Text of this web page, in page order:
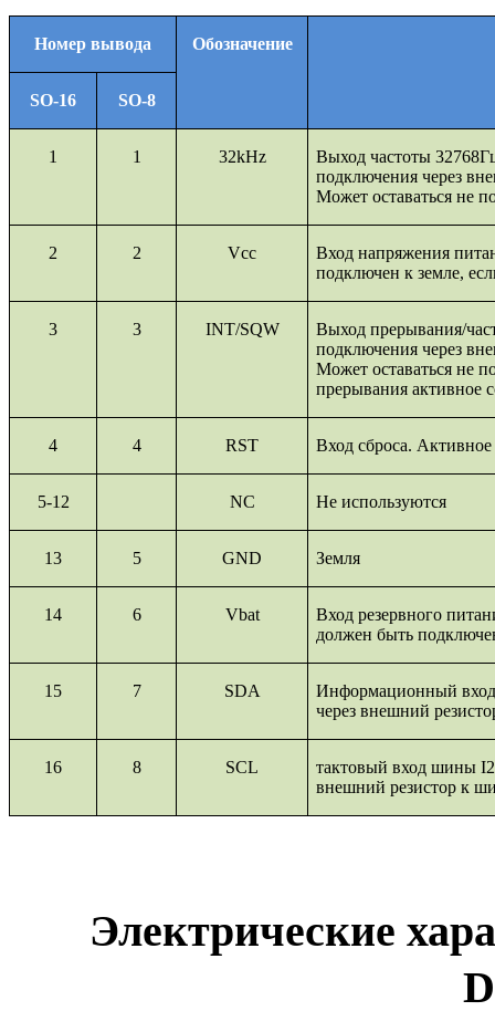
Номер вывода Обозначение
SO-16 SO-8
1 1 32kHz
Выход частоты
подключения через
Может оставаться не
2 2 Vcc
Вход напряжения
подключен к земле,
3 3 INT/SQW
Выход прерывания/
подключения через
Может оставаться не
прерывания активное
4 4 RST Вход сброса. Активное
5-12 NC Не используются
13 5 GND Земля
14 6 Vbat
Вход резервного
должен быть
15 7 SDA
Информационный
через внешний
16 8 SCL тактовый вход шиныI2
внешний резистор к
Электрические